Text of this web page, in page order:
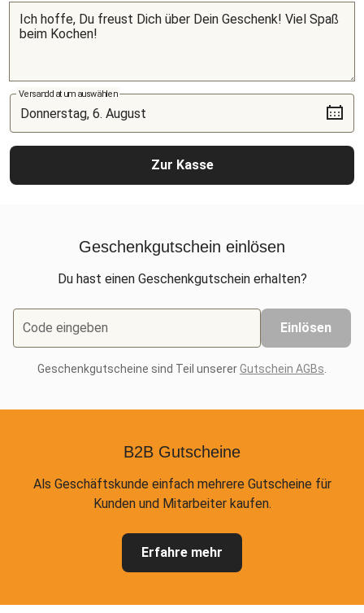
Versanddatum auswählen
Zur Kasse
Geschenkgutschein einlösen
Du hast einen Geschenkgutschein erhalten?
Code eingeben Einlösen
Geschenkgutscheine sind Teil unsererGutschein AGBs
B2B Gutscheine
Als Geschäftskunde einfach mehrere Gutscheine für
Kunden und Mitarbeiter kaufen.
Erfahre mehr